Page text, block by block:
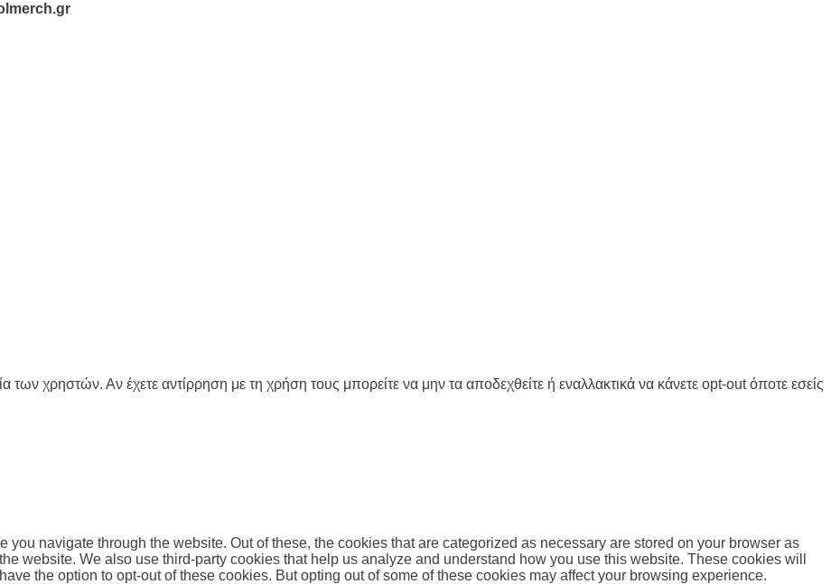
των χρηστών. Αν έχετε αντίρρηση με τη χρήση τους μπορείτε να μην τα αποδεχθείτε ή εναλλακτικά να κάνετε opt-out όποτε εσείς
navigate through the website. Out of these, the cookies that are categorized as necessary are stored on your browser as
website. We also use third-party cookies that help us analyze and understand how you use this website. These cookies will
the option to opt-out of these cookies. But opting out of some of these cookies may affect your browsing experience.